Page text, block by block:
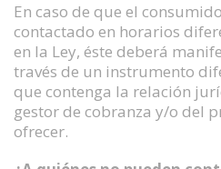
En caso de que el
contactado en horarios
en la Ley, éste deberá
través de un instrumento
que contenga la relación
gestor de cobranza y/o del
ofrecer.